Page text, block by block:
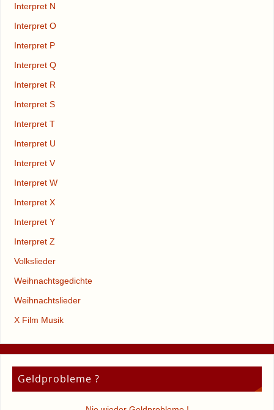
Interpret N
Interpret O
Interpret P
Interpret Q
Interpret R
Interpret S
Interpret T
Interpret U
Interpret V
Interpret W
Interpret X
Interpret Y
Interpret Z
Volkslieder
Weihnachtsgedichte
Weihnachtslieder
X Film Musik
Geldprobleme ?